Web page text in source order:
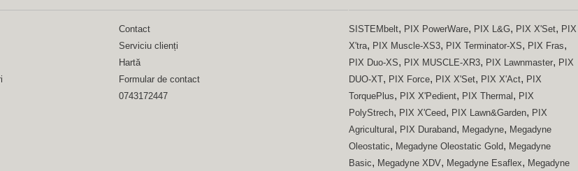
Contact
Serviciu clienți
Hartă
Formular de contact
0743172447
SISTEMbelt, PIX PowerWare, PIX L&G, PIX X'Set, PIX
X'tra, PIX Muscle-XS3, PIX Terminator-XS, PIX Fras,
PIX Duo-XS, PIX MUSCLE-XR3, PIX Lawnmaster, PIX
DUO-XT, PIX Force, PIX X'Set, PIX X'Act, PIX
TorquePlus, PIX X'Pedient, PIX Thermal , PIX
PolyStrech, PIX X'Ceed, PIX Lawn&Garden, PIX
Agricultural , PIX Duraband, Megadyne, Megadyne
Oleostatic, Megadyne Oleostatic Gold, Megadyne
Basic, Megadyne XDV, Megadyne Esaflex, Megadyne